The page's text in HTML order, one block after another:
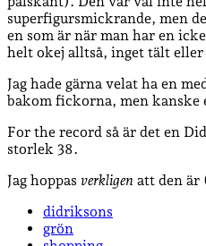
superfigursmickrande, men
en som är när man har en
helt okej alltså, inget tält eller
Jag hade gärna velat ha en
bakom fickorna, men kanske
For the record så är det en
storlek 38.
Jag hoppas verkligen att den
didriksons
grön